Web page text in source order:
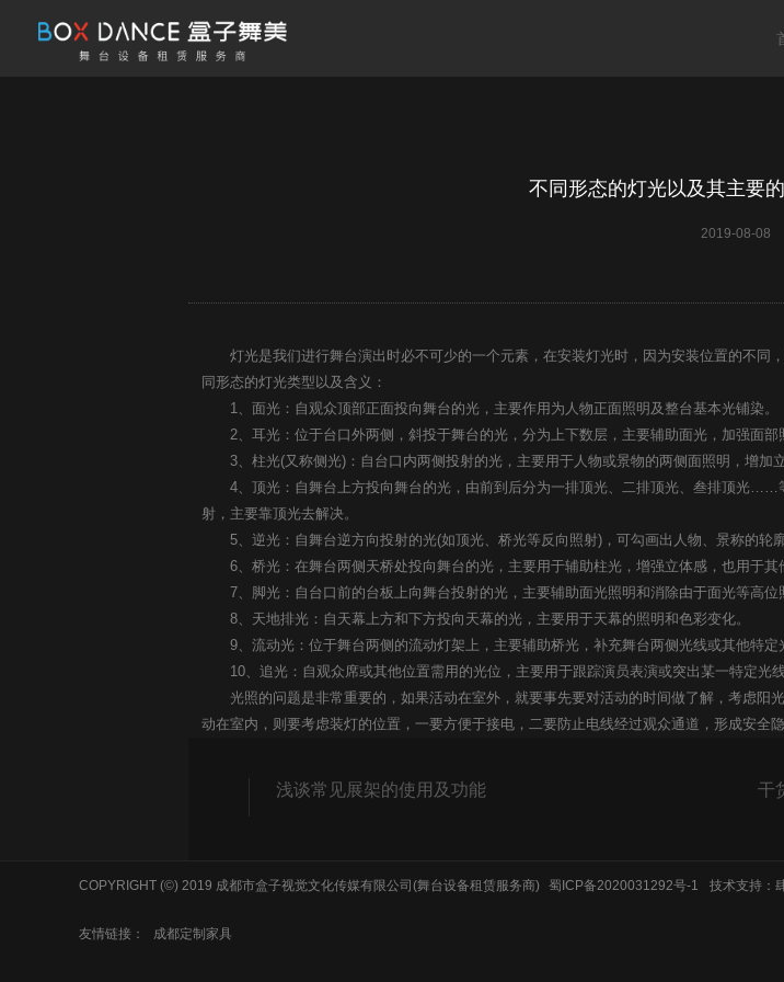
不同形态的灯光以及其主要
2019-08-08
灯光是我们进行舞台演出时必不可少的一个元素，在安装灯光时，因为安装位置的不同
同形态的灯光类型以及含义：
1、面光：自观众顶部正面投向舞台的光，主要作用为人物正面照明及整台基本光铺染。
2、耳光：位于台口外两侧，斜投于舞台的光，分为上下数层，主要辅助面光，加强面部
3、柱光(又称侧光)：自台口内两侧投射的光，主要用于人物或景物的两侧面照明，增加立
4、顶光：自舞台上方投向舞台的光，由前到后分为一排顶光、二排顶光、叁排顶光……
射，主要靠顶光去解决。
5、逆光：自舞台逆方向投射的光(如顶光、桥光等反向照射)，可勾画出人物、景称的轮
6、桥光：在舞台两侧天桥处投向舞台的光，主要用于辅助柱光，增强立体感，也用于其
7、脚光：自台口前的台板上向舞台投射的光，主要辅助面光照明和消除由于面光等高位
8、天地排光：自天幕上方和下方投向天幕的光，主要用于天幕的照明和色彩变化。
9、流动光：位于舞台两侧的流动灯架上，主要辅助桥光，补充舞台两侧光线或其他特定
10、追光：自观众席或其他位置需用的光位，主要用于跟踪演员表演或突出某一特定光
光照的问题是非常重要的，如果活动在室外，就要事先要对活动的时间做了解，考虑阳
动在室内，则要考虑装灯的位置，一要方便于接电，二要防止电线经过观众通道，形成安全
浅谈常见展架的使用及功能 干
COPYRIGHT (©) 2019 成都市盒子视觉文化传媒有限公司(舞台设备租赁服务商) 蜀ICP备2020031292号-1 技术支持：
友情链接： 成都定制家具